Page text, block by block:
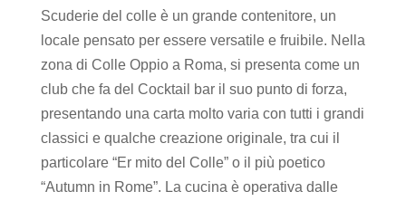
Scuderie del colle è un grande contenitore, un
locale pensato per essere versatile e fruibile. Nella
zona di Colle Oppio a Roma, si presenta come un
club che fa del Cocktail bar il suo punto di forza,
presentando una carta molto varia con tutti i grandi
classici e qualche creazione originale, tra cui il
particolare “Er mito del Colle” o il più poetico
“Autumn in Rome”. La cucina è operativa dalle